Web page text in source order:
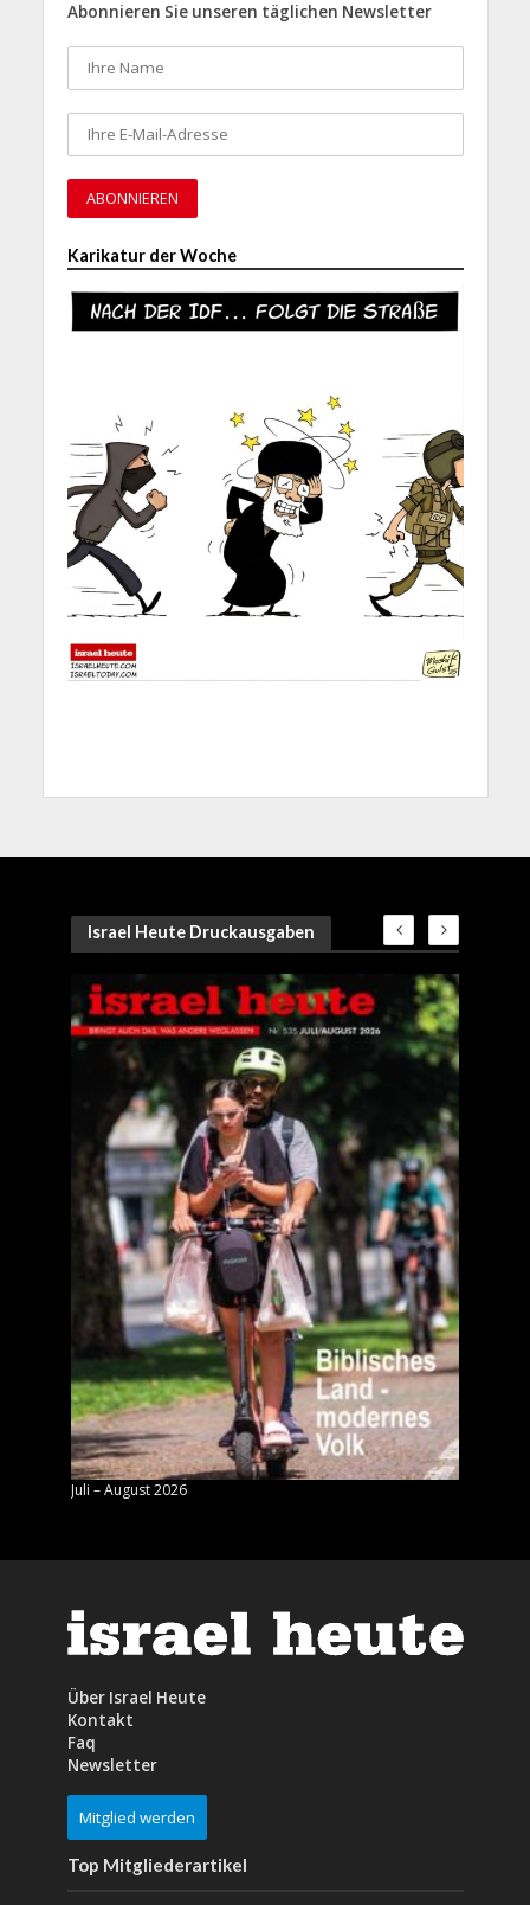
Abonnieren Sie unseren täglichen Newsletter
Karikatur der Woche
Israel Heute Druckausgaben
Juli – August 2026
Über Israel Heute
Kontakt
Faq
Newsletter
Mitglied werden
Top Mitgliederartikel